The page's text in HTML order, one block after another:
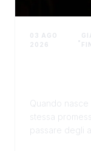
03 AGO
2026
•
Quando
stessa
passare degli